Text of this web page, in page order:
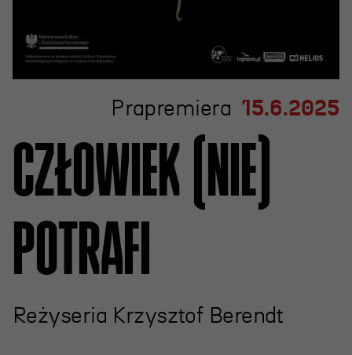
Zespół artystyczny
Aktualności
Dostępny Teatr Miejski
Wynajem scen i spektakli
Spektakle wyjazdowe
Sponsorzy
Edukacja
Wydarzenia
Prapremiera 15.6.2025
CZŁOWIEK (NIE)
POTRAFI
Reżyseria Krzysztof Berendt